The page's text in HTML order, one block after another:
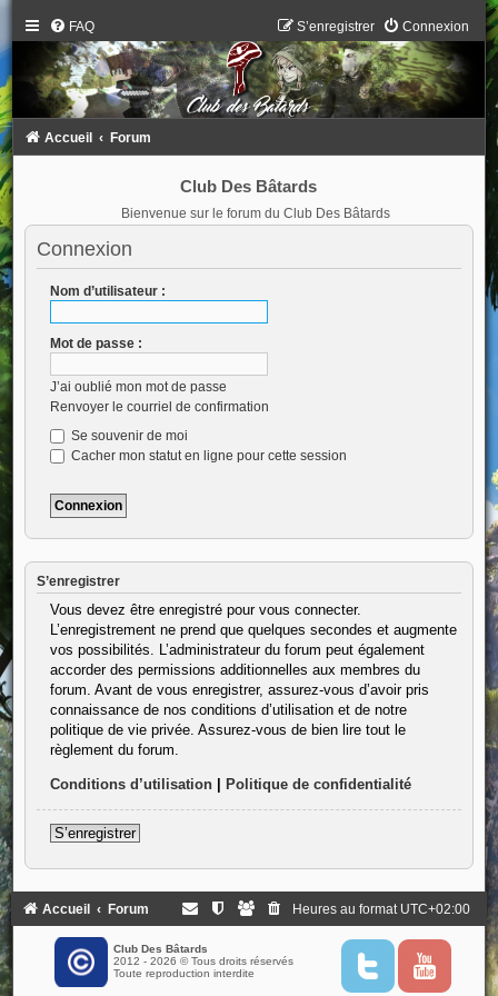
FAQ Connexion
S’enregistrer
Accueil Forum
Club Des Bâtards
Bienvenue sur le forum du Club Des Bâtards
Connexion
Nom d’utilisateur :
Mot de passe :
J’ai oublié mon mot de passe
Renvoyer le courriel de confirmation
Se souvenir de moi
Cacher mon statut en ligne pour cette session
S’enregistrer
Vous devez être enregistré pour vous connecter.
L’enregistrement ne prend que quelques secondes et augmente
vos possibilités. L’administrateur du forum peut également
accorder des permissions additionnelles aux membres du
forum. Avant de vous enregistrer, assurez-vous d’avoir pris
connaissance de nos conditions d’utilisation et de notre
politique de vie privée. Assurez-vous de bien lire tout le
règlement du forum.
Conditions d’utilisation| Politique de confidentialité
S’enregistrer
Accueil Forum Heures au format UTC+02:00
Club Des Bâtards
2012 - 2026 © Tous droits réservés
Toute reproduction interdite
T
Y